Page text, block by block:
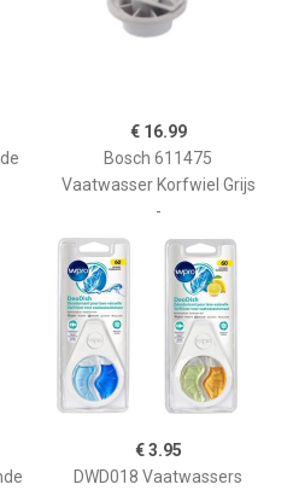
€ 16.99
Bosch 611475
Vaatwasser Korfwiel Grijs
-
€ 3.95
DWD018 Vaatwassers